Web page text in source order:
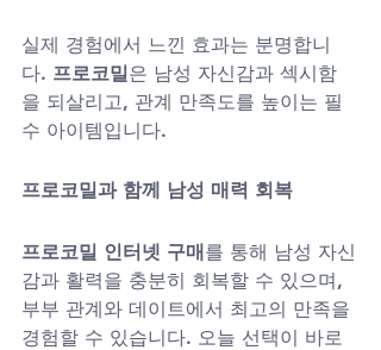
실제 경험에서 느낀 효과는 분명합니
다. 프로코밀은 남성 자신감과 섹시함
을 되살리고, 관계 만족도를 높이는 필
수 아이템입니다.
프로코밀과 함께 남성 매력 회복
프로코밀 인터넷 구매를 통해 남성 자신
감과 활력을 충분히 회복할 수 있으며,
부부 관계와 데이트에서 최고의 만족을
경험할 수 있습니다. 오늘 선택이 바로